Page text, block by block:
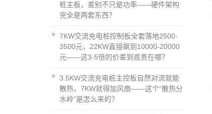
桩主板，差别不只是功率——硬件架构
完全是两套东西？
7KW交流充电桩控制板全套落地2500-
3500元，22KW直接飙到10000-20000
元——这3-5倍的价差到底贵在哪？
3.5KW交流充电桩主控板自然对流就能
散热，7KW就得加风扇——这个“散热分
水岭”是怎么来的？